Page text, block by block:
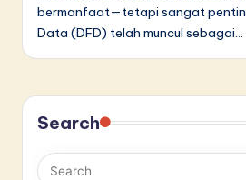
a
t
s
t
in
bermanfaat—tetapi sangat
Data (DFD) telah muncul sebagai…
Search